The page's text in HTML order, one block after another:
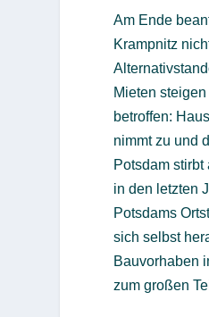
Am Ende
Krampnitz
Mieten
betroffen:
nimmt zu und
Potsdam
in den letzten
Potsdams
sich selbst
Bauvorhaben
zum großen